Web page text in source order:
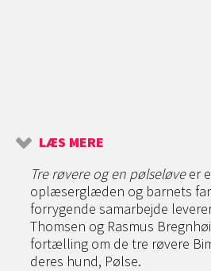
LÆS MERE
Tre røvere og en pølseløveer
oplæserglæden og barnets
forrygende samarbejde
Thomsen og Rasmus
fortælling om de tre røvere
deres hund, Pølse.